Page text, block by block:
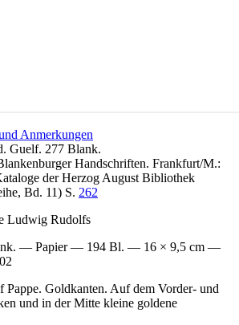
Anmerkungen
Guelf. 277 Blank.
Handschriften. Frankfurt/M.:
der Herzog August Bibliothek
Bd. 11) S. 262
Ludwig Rudolfs
— Papier — 194 Bl. — 16 × 9,5 cm —
Pappe. Goldkanten. Auf dem Vorder- und
und in der Mitte kleine goldene